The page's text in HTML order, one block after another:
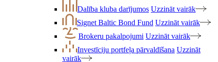
Dalība kluba darījumos Uzzināt vairāk
Signet Baltic Bond Fund Uzzināt vairāk
Brokeru pakalpojumi Uzzināt vairāk
Investīciju portfeļa pārvaldīšana Uzzināt
vairāk